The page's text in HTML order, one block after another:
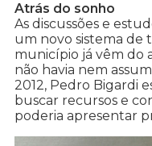
Atrás do sonho
As discussões e
um novo sistema de
município já vêm do
não havia nem
2012, Pedro Bigardi
buscar recursos e
poderia apresentar